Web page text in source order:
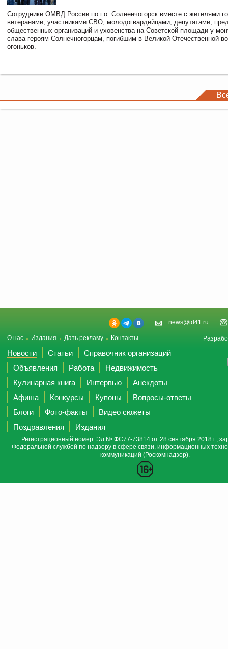
Сотрудники ОМВД России по г.о. Солненчогорск вместе с жителями
ветеранами, участниками СВО, молодогвардейцами, депутатами,
общественных организаций и уховенства на Советской площади у
слава героям-Солнечногорцам, погибшим в Великой Отечественной
огоньков.
news@id41.ru
О нас Издания Дать рекламу Контакты
Новости Статьи
Справочник организаций
Объявления
Работа
Недвижимость
Кулинарная книга
Интервью
Анекдоты
Афиша
Конкурсы Купоны
Вопросы-ответы
Блоги
Фото-факты
Видео сюжеты
Поздравления
Издания
Регистрационный номер: Эл № ФС77-73814 от 28 сентября 2018 г.,
Федеральной службой по надзору в сфере связи, информационных
коммуникаций (Роскомнадзор).